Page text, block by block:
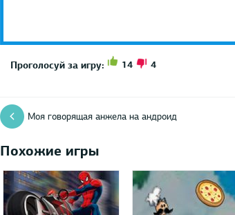
Проголосуй за игру: 14 4
Моя говорящая анжела на андроид
Похожие игры